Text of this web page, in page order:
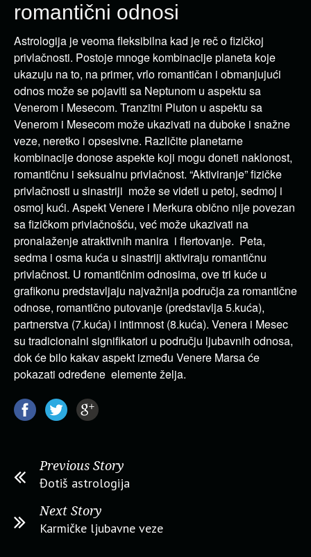
romantični odnosi
Astrologija je veoma fleksibilna kad je reč o fizičkoj
privlačnosti. Postoje mnoge kombinacije planeta koje
ukazuju na to, na primer, vrlo romantičan i obmanjujući
odnos može se pojaviti sa Neptunom u aspektu sa
Venerom i Mesecom. Tranzitni Pluton u aspektu sa
Venerom i Mesecom može ukazivati na duboke i snažne
veze, neretko i opsesivne. Različite planetarne
kombinacije donose aspekte koji mogu doneti naklonost,
romantičnu i seksualnu privlačnost. “Aktiviranje” fizičke
privlačnosti u sinastriji može se videti u petoj, sedmoj i
osmoj kući. Aspekt Venere i Merkura obično nije povezan
sa fizičkom privlačnošću, već može ukazivati na
pronalaženje atraktivnih manira i flertovanje. Peta,
sedma i osma kuća u sinastriji aktiviraju romantičnu
privlačnost. U romantičnim odnosima, ove tri kuće u
grafikonu predstavljaju najvažnija područja za romantične
odnose, romantično putovanje (predstavlja 5.kuća),
partnerstva (7.kuća) i intimnost (8.kuća). Venera i Mesec
su tradicionalni signifikatori u području ljubavnih odnosa,
dok će bilo kakav aspekt između Venere Marsa će
pokazati određene elemente želja.
Previous Story
Đotiš astrologija
Next Story
Karmičke ljubavne veze